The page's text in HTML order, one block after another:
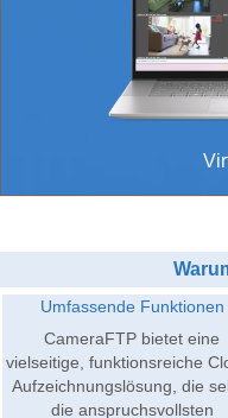
Umfassende Funktionen
CameraFTP bietet eine
vielseitige, funktionsreiche
Aufzeichnungslösung, die
die anspruchsvollsten